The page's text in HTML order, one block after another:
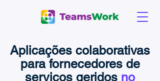
Aplicações colaborativas
para fornecedores de
serviços geridos no